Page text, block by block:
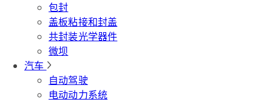
包封
盖板粘接和封盖
共封装光学器件
微坝
汽车
自动驾驶
电动动力系统